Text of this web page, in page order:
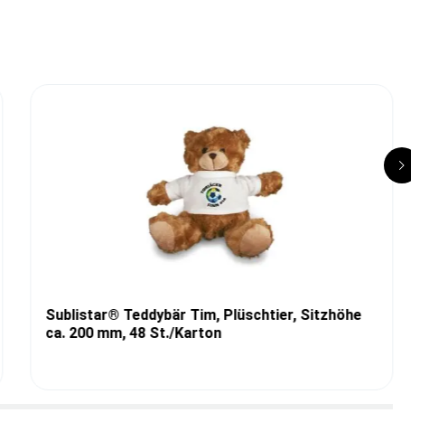
Sublistar® Teddybär Tim, Plüschtier, Sitzhöhe
ca. 200 mm, 48 St./Karton